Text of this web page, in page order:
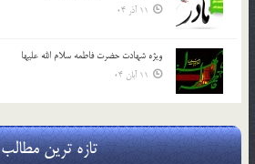
11 آذر 04
ویژه شهادت حضرت فاطمه سلام الله علیها
11 آبان 04
تازه ترین مطالب